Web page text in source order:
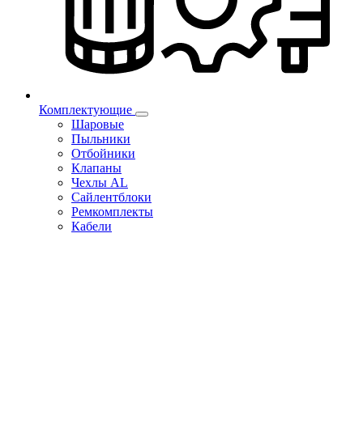
Комплектующие
Шаровые
Пыльники
Отбойники
Клапаны
Чехлы AL
Сайлентблоки
Ремкомплекты
Кабели